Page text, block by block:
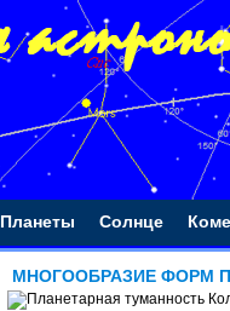
Планеты Солнце
МНОГООБРАЗИЕ ФОРМ